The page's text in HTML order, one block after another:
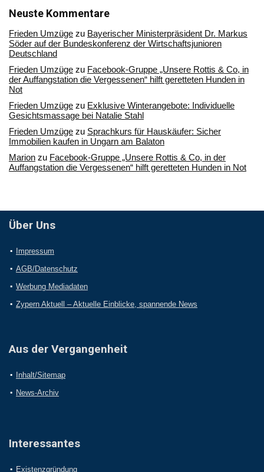
Archiv
Neuste Kommentare
Frieden Umzüge zu Bayerischer Ministerpräsident Dr. Markus
Söder auf der Bundeskonferenz der Wirtschaftsjunioren
Deutschland
Frieden Umzüge zu Facebook-Gruppe „Unsere Rottis & Co, in
der Auffangstation die Vergessenen“ hilft geretteten Hunden in
Not
Frieden Umzüge zu Exklusive Winterangebote: Individuelle
Gesichtsmassage bei Natalie Stahl
Frieden Umzüge zu Sprachkurs für Hauskäufer: Sicher
Immobilien kaufen in Ungarn am Balaton
Marion zu Facebook-Gruppe „Unsere Rottis & Co, in der
Auffangstation die Vergessenen“ hilft geretteten Hunden in Not
Über Uns
Impressum
AGB/Datenschutz
Werbung Mediadaten
Zypern Aktuell – Aktuelle Einblicke, spannende News
Aus der Vergangenheit
Inhalt/Sitemap
News-Archiv
Interessantes
Existenzgründung